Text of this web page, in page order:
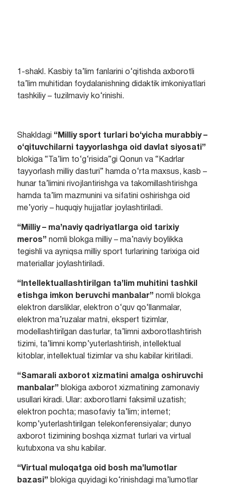
1-shakl. Kasbiy ta’lim fanlarini o‘qitishda axborotli
ta’lim muhitidan foydalanishning didaktik imkoniyatlari
tashkiliy – tuzilmaviy ko‘rinishi.
Shakldagi “Milliy sport turlari bo‘yicha murabbiy –
o‘qituvchilarni tayyorlashga oid davlat siyosati”
blokiga “Ta’lim to‘g‘risida”gi Qonun va “Kadrlar
tayyorlash milliy dasturi” hamda o‘rta maxsus, kasb –
hunar ta’limini rivojlantirishga va takomillashtirishga
hamda ta’lim mazmunini va sifatini oshirishga oid
me’yoriy – huquqiy hujjatlar joylashtiriladi.
“Milliy – ma’naviy qadriyatlarga oid tarixiy
meros” nomli blokga milliy – ma’naviy boylikka
tegishli va ayniqsa milliy sport turlarining tarixiga oid
materiallar joylashtiriladi.
“Intellektuallashtirilgan ta’lim muhitini tashkil
etishga imkon beruvchi manbalar” nomli blokga
elektron darsliklar, elektron o‘quv qo‘llanmalar,
elektron ma’ruzalar matni, ekspert tizimlar,
modellashtirilgan dasturlar, ta’limni axborotlashtirish
tizimi, ta’limni komp’yuterlashtirish, intellektual
kitoblar, intellektual tizimlar va shu kabilar kiritiladi.
“Samarali axborot xizmatini amalga oshiruvchi
manbalar” blokiga axborot xizmatining zamonaviy
usullari kiradi. Ular: axborotlarni faksimil uzatish;
elektron pochta; masofaviy ta’lim; internet;
komp’yuterlashtirilgan telekonferensiyalar; dunyo
axborot tizimining boshqa xizmat turlari va virtual
kutubxona va shu kabilar.
“Virtual muloqatga oid bosh ma’lumotlar
bazasi” blokiga quyidagi ko‘rinishdagi ma’lumotlar